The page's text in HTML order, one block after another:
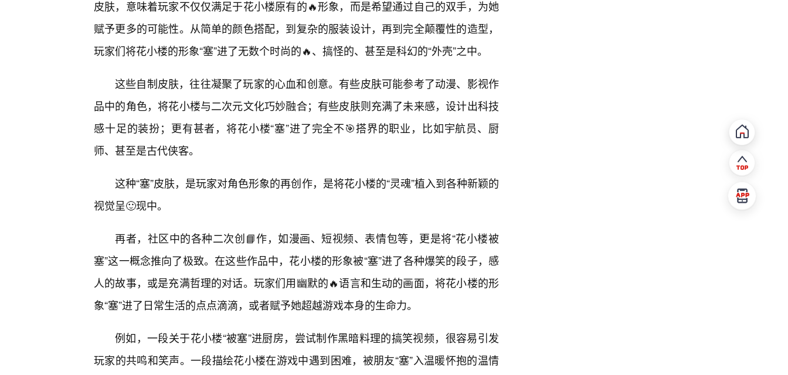
皮肤，意味着玩家不仅仅满足于花小楼原有的🔥形象，而是希望通过自己的双手，为她
赋予更多的可能性。从简单的颜色搭配，到复杂的服装设计，再到完全颠覆性的造型，
玩家们将花小楼的形象“塞”进了无数个时尚的🔥、搞怪的、甚至是科幻的“外壳”之中。
这些自制皮肤，往往凝聚了玩家的心血和创意。有些皮肤可能参考了动漫、影视作
品中的角色，将花小楼与二次元文化巧妙融合；有些皮肤则充满了未来感，设计出科技
感十足的装扮；更有甚者，将花小楼“塞”进了完全不🎯搭界的职业，比如宇航员、厨
师、甚至是古代侠客。
这种“塞”皮肤，是玩家对角色形象的再创作，是将花小楼的“灵魂”植入到各种新颖的
视觉呈🙂现中。
再者，社区中的各种二次创📘作，如漫画、短视频、表情包等，更是将“花小楼被
塞”这一概念推向了极致。在这些作品中，花小楼的形象被“塞”进了各种爆笑的段子，感
人的故事，或是充满哲理的对话。玩家们用幽默的🔥语言和生动的画面，将花小楼的形
象“塞”进了日常生活的点点滴滴，或者赋予她超越游戏本身的生命力。
例如，一段关于花小楼“被塞”进厨房，尝试制作黑暗料理的搞笑视频，很容易引发
玩家的共鸣和笑声。一段描绘花小楼在游戏中遇到困难，被朋友“塞”入温暖怀抱的温情